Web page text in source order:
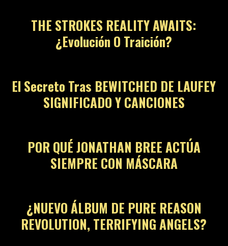
THE STROKES REALITY AWAITS:
¿Evolución O Traición?
El Secreto Tras BEWITCHED DE LAUFEY
SIGNIFICADO Y CANCIONES
POR QUÉ JONATHAN BREE ACTÚA
SIEMPRE CON MÁSCARA
¿NUEVO ÁLBUM DE PURE REASON
REVOLUTION, TERRIFYING ANGELS?